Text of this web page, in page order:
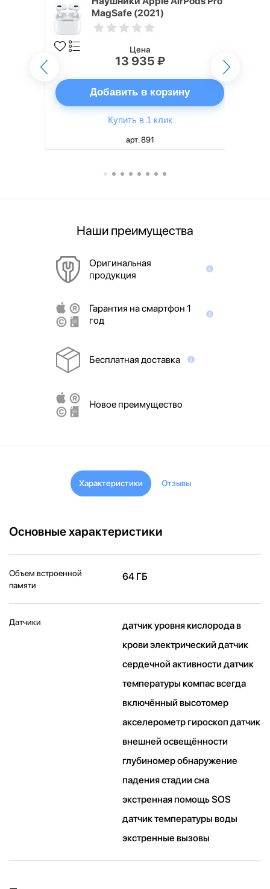
MagSafe (2021)
Цена
13 935 ₽
Добавить в корзину
Купить в 1 клик
арт. 891
Наши преимущества
Оригинальная
продукция
Гарантия на смартфон 1
год
Бесплатная доставка
Новое преимущество
Характеристики Отзывы
Основные характеристики
Объем встроенной
памяти
64 ГБ
Датчики
датчик уровня кислорода в
крови электрический датчик
сердечной активности датчик
температуры компас всегда
включённый высотомер
акселерометр гироскоп датчик
внешней освещённости
глубиномер обнаружение
падения стадии сна
экстренная помощь SOS
датчик температуры воды
экстренные вызовы